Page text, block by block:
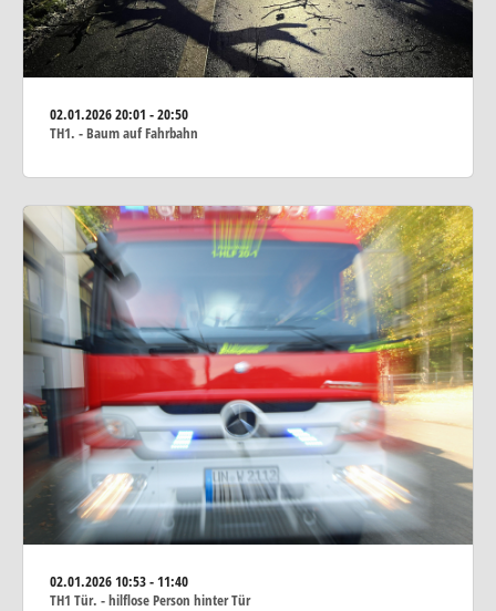
02.01.202620:01 - 20:50
TH1. - Baum auf Fahrbahn
02.01.202610:53 - 11:40
TH1 Tür. - hilflose Person hinter Tür